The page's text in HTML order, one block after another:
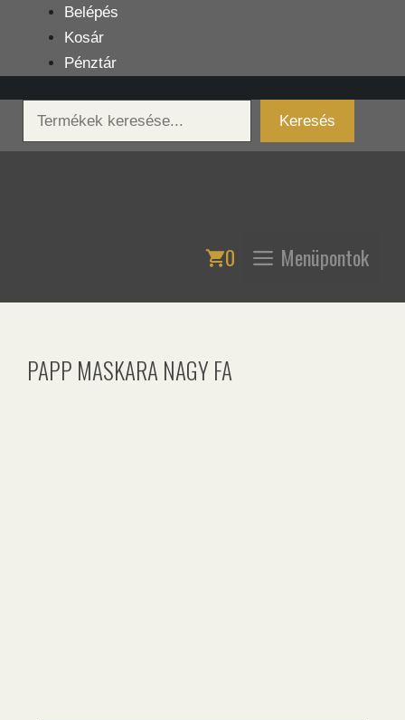
tartalomba
Belépés
Kosár
Pénztár
Keresés
Keresés
0 Menüpontok
PAPP MASKARA NAGY FA